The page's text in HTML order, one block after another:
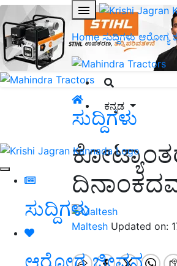
Home ಸುದ್ದಿಗಳು ಆರೋಗ್ಯ
ಕನ್ನಡ
ಸುದ್ದಿಗಳು
ಸುದ್ದಿಗಳು
Maltesh Updated on: